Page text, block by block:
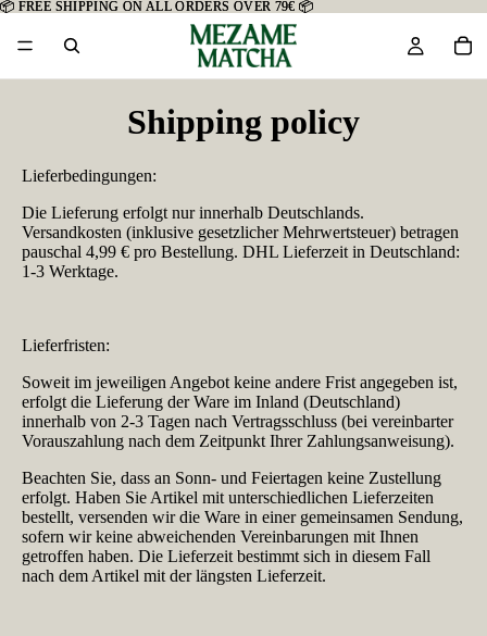
📦 FREE SHIPPING ON ALL ORDERS OVER 79€ 📦
📦 FREE SHIPPING ON ALL ORDERS OVER 79€ 📦
Shipping policy
Lieferbedingungen:
Die Lieferung erfolgt nur innerhalb Deutschlands.
Versandkosten (inklusive gesetzlicher Mehrwertsteuer) betragen
pauschal 4,99 € pro Bestellung. DHL Lieferzeit in Deutschland:
1-3 Werktage.
Lieferfristen:
Soweit im jeweiligen Angebot keine andere Frist angegeben ist,
erfolgt die Lieferung der Ware im Inland (Deutschland)
innerhalb von 2-3 Tagen nach Vertragsschluss (bei vereinbarter
Vorauszahlung nach dem Zeitpunkt Ihrer Zahlungsanweisung).
Beachten Sie, dass an Sonn- und Feiertagen keine Zustellung
erfolgt. Haben Sie Artikel mit unterschiedlichen Lieferzeiten
bestellt, versenden wir die Ware in einer gemeinsamen Sendung,
sofern wir keine abweichenden Vereinbarungen mit Ihnen
getroffen haben. Die Lieferzeit bestimmt sich in diesem Fall
nach dem Artikel mit der längsten Lieferzeit.